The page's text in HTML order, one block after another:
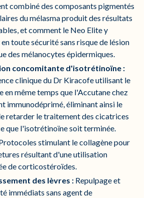
combiné des composants pigmentés
du mélasma produit des résultats
et comment le Neo Elite y
toute sécurité sans risque de lésion
des mélanocytes épidermiques.
concomitante d'isotrétinoïne :
clinique du Dr Kiracofe utilisant le
en même temps que l'Accutane chez
immunodéprimé, éliminant ainsi le
retarder le traitement des cicatrices
que l'isotrétinoïne soit terminée.
stimulant le collagène pour
résultant d'une utilisation
de corticostéroïdes.
des lèvres : Repulpage et
immédiats sans agent de